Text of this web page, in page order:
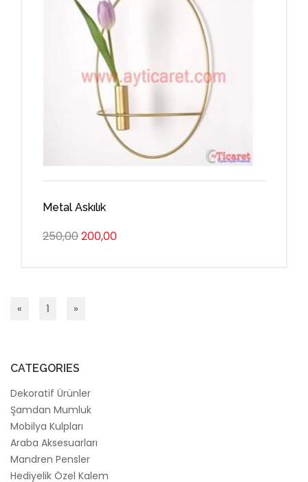
CATEGORIES
Dekoratif Ürünler
Şamdan Mumluk
Mobilya Kulpları
Araba Aksesuarları
Mandren Pensler
Hediyelik Özel Kalem
Metal Askılık
250,00200,00
« 1 »